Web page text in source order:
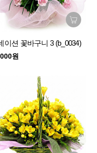
이션 꽃바구니 3 (b_0034)
원